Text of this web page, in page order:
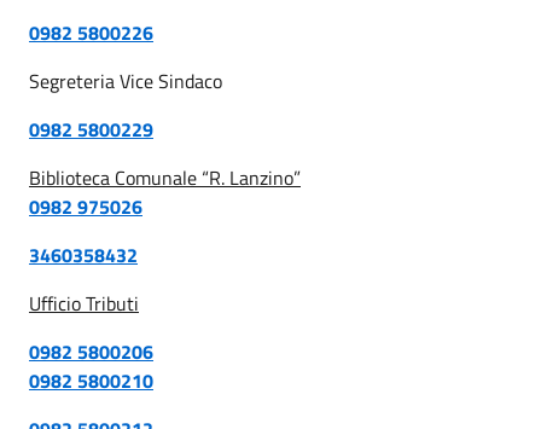
0982 5800226
Segreteria Vice Sindaco
0982 5800229
Biblioteca Comunale “R. Lanzino”
0982 975026
3460358432
Ufficio Tributi
0982 5800206
0982 5800210